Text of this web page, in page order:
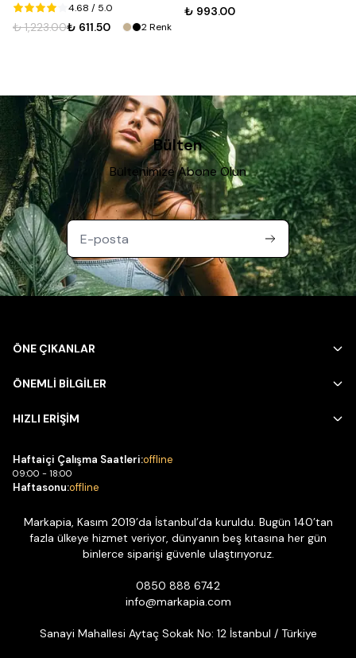
4.68/ 5.0
1,223.00₺ 611.50 2Renk
₺ 993.00
Bülten
Bültenimize Abone Olun
ÖNE ÇIKANLAR
ÖNEMLİ BİLGİLER
HIZLI ERİŞİM
Haftaiçi Çalışma Saatleri:offline
09:00 - 18:00
Haftasonu:offline
Markapia, Kasım 2019’da İstanbul’da kuruldu. Bugün 140’tan
fazla ülkeye hizmet veriyor, dünyanın beş kıtasına her gün
binlerce siparişi güvenle ulaştırıyoruz.
0850 888 6742
info@markapia.com
Sanayi Mahallesi Aytaç Sokak No: 12 İstanbul / Türkiye